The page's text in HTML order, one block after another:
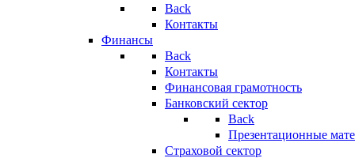
Back
Контакты
Финансы
Back
Контакты
Финансовая грамотность
Банковский сектор
Back
Презентационные
Страховой сектор